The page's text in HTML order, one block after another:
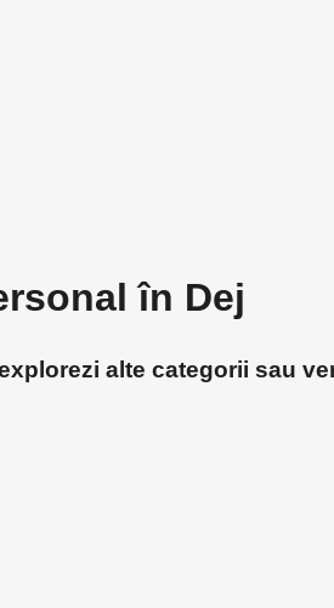
în Dej
alte categorii sau